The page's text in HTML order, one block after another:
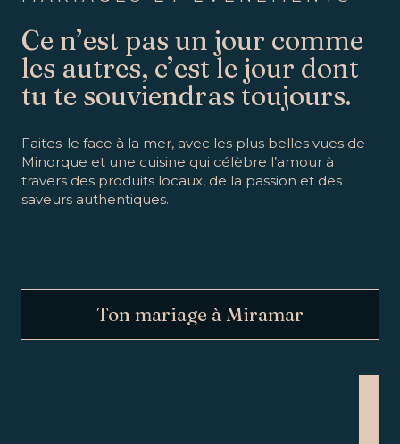
Ce n’est pas un jour comme
les autres, c’est le jour dont
tu te souviendras toujours.
Faites-le face à la mer, avec les plus belles vues de
Minorque et une cuisine qui célèbre l’amour à
travers des produits locaux, de la passion et des
saveurs authentiques.
Ton mariage à Miramar